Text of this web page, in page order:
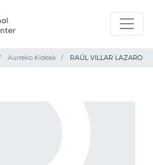
Aurreko Kideak RAÚL VILLAR LAZARO